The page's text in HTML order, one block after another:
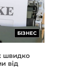
БІЗНЕС
швидко
від